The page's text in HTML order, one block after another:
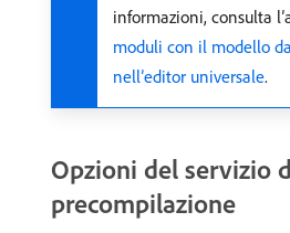
informazioni, consulta
moduli con il modello
nell’editor universale.
Opzioni del servizio
precompilazione